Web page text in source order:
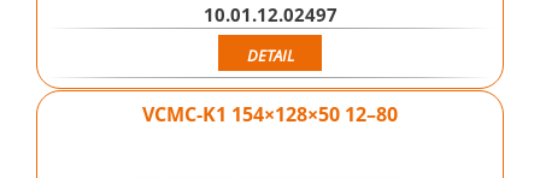
10.01.12.02497
DETAIL
VCMC-K1 154×128×50 12–80